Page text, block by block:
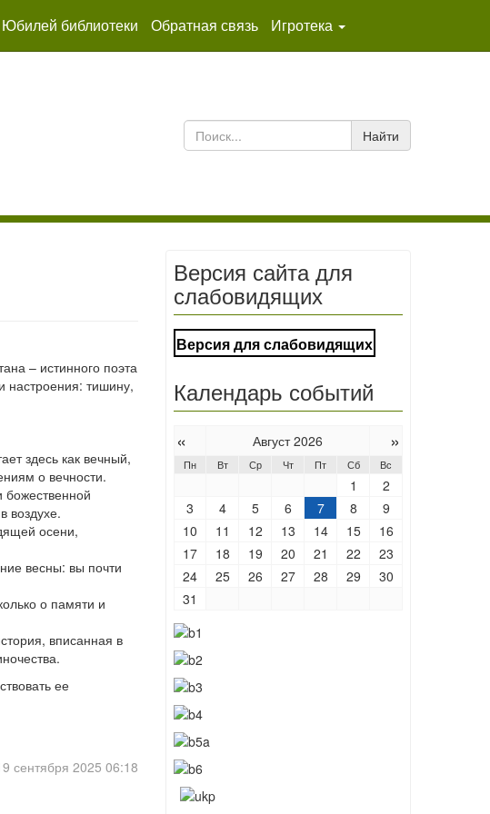
Юбилей библиотеки Обратная связь Игротека
Найти
– истинного поэта
настроения: тишину,
здесь как вечный,
о вечности.
божественной
воздухе.
осени,
весны: вы почти
о памяти и
вписанная в
ее
сентября 2025 06:18
Версия сайта для
слабовидящих
Версия для слабовидящих
Календарь событий
« Август 2026 »
Пн Вт Ср Чт Пт Сб Вс
1
2
3
4 5 6 7 8
9
10
11 12 13 14 15
16
17
18 19 20 21 22
23
24
25 26 27 28 29
30
31